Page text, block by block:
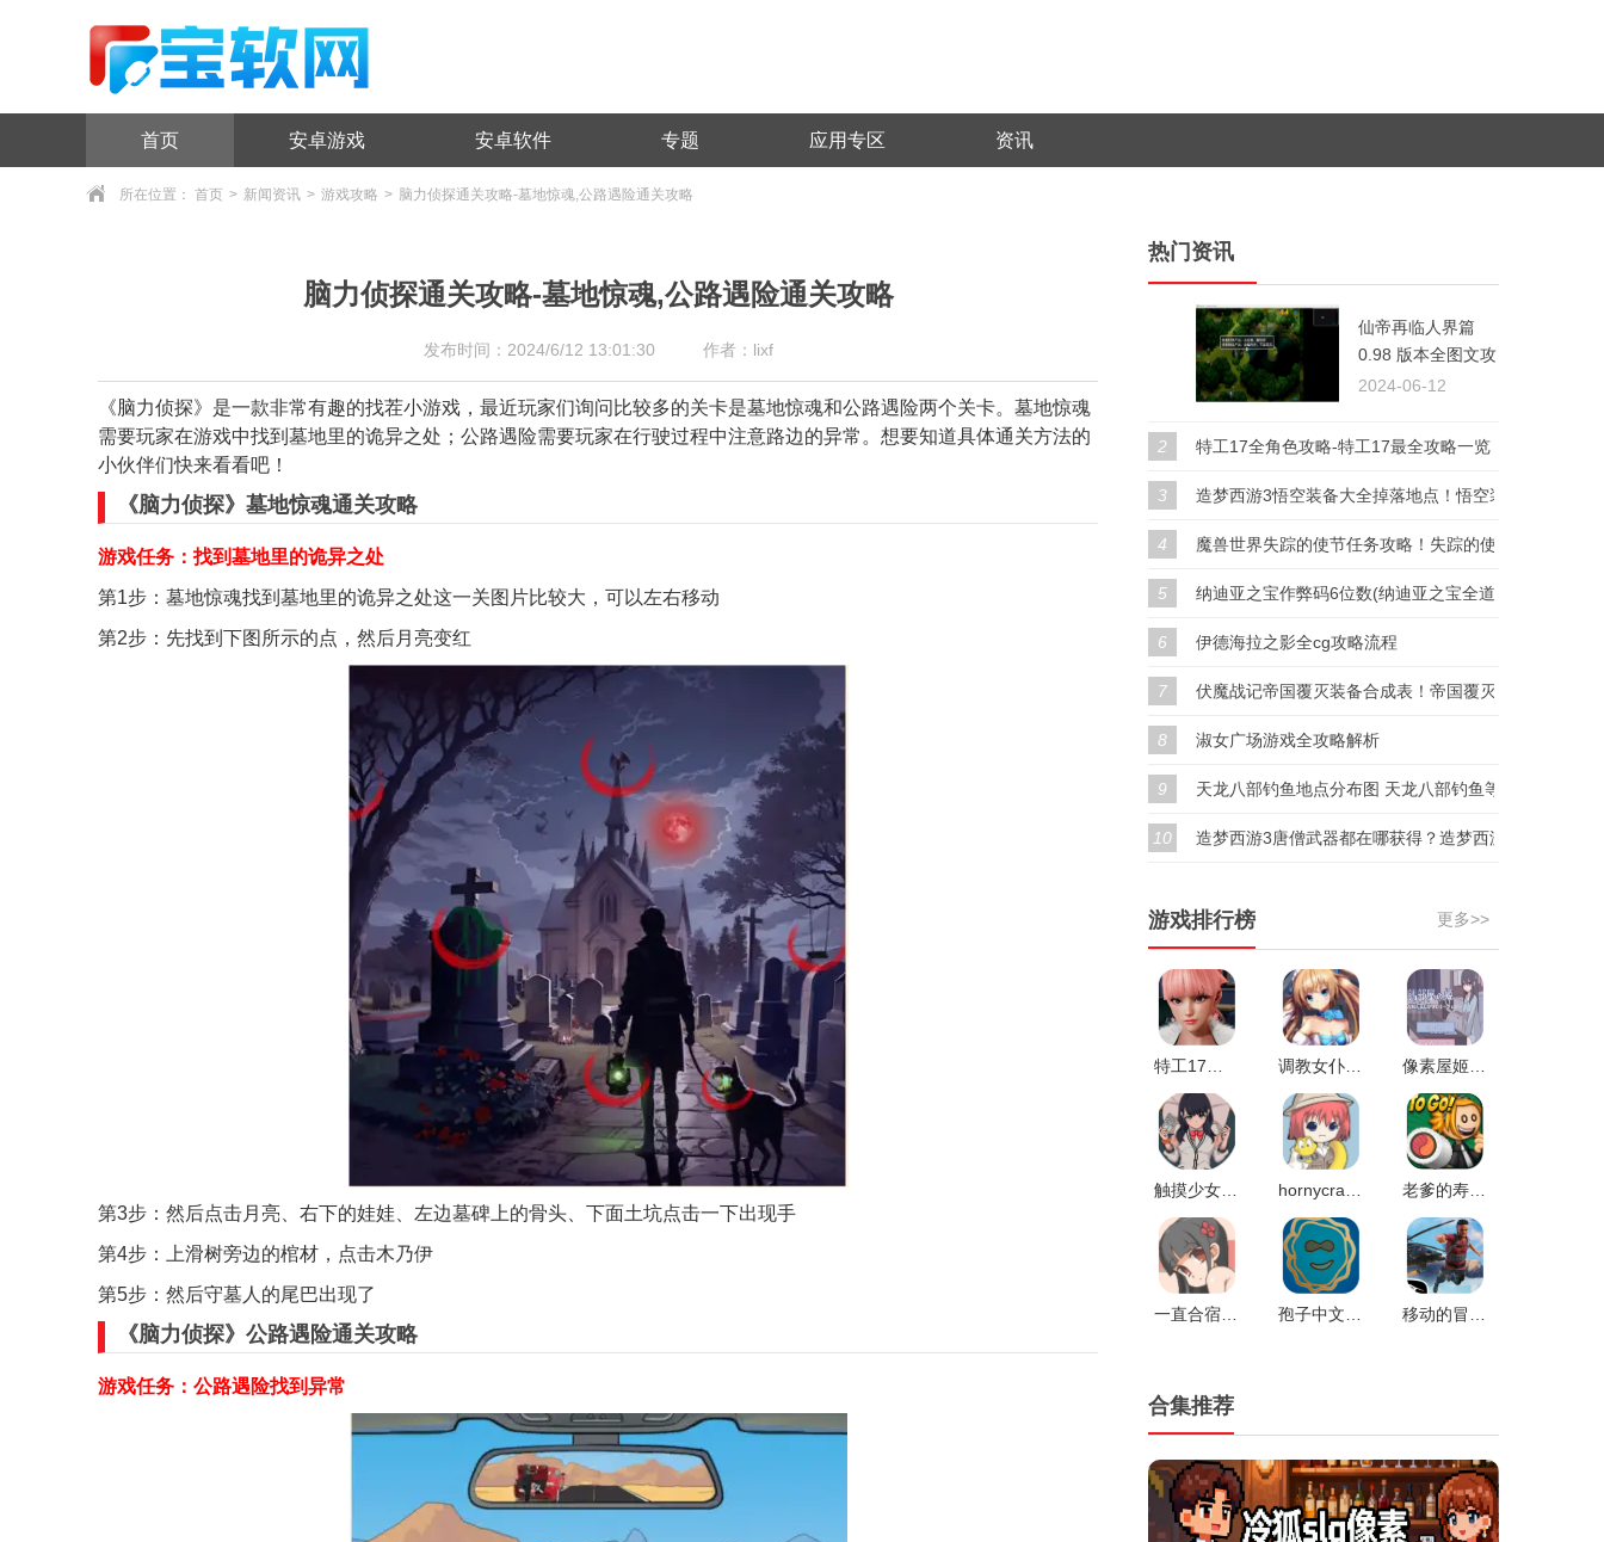
首页 安卓游戏 安卓软件 专题 应用专区 资讯
所在位置： 首页 > 新闻资讯 > 游戏攻略 > 脑力侦探通关攻略-墓地惊魂,公路遇险通关攻略
脑力侦探通关攻略-墓地惊魂,公路遇险通关攻略
发布时间：2024/6/12 13:01:30 作者：lixf
《脑力侦探》是一款非常有趣的找茬小游戏，最近玩家们询问比较多的关卡是墓地惊魂和公路遇险两个关卡。墓地惊魂
需要玩家在游戏中找到墓地里的诡异之处；公路遇险需要玩家在行驶过程中注意路边的异常。想要知道具体通关方法的
小伙伴们快来看看吧！
《脑力侦探》墓地惊魂通关攻略
游戏任务：找到墓地里的诡异之处
第1步：墓地惊魂找到墓地里的诡异之处这一关图片比较大，可以左右移动
第2步：先找到下图所示的点，然后月亮变红
第3步：然后点击月亮、右下的娃娃、左边墓碑上的骨头、下面土坑点击一下出现手
第4步：上滑树旁边的棺材，点击木乃伊
第5步：然后守墓人的尾巴出现了
《脑力侦探》公路遇险通关攻略
游戏任务：公路遇险找到异常
热门资讯
仙帝再临人界篇
0.98 版本全图文攻
略指南
2024-06-12
2 特工17全角色攻略-特工17最全攻略一览
3 造梦西游3悟空装备大全掉落地点！悟空装备搭配推荐
4 魔兽世界失踪的使节任务攻略！失踪的使节任务奖励！
5 纳迪亚之宝作弊码6位数(纳迪亚之宝全道具代码汇总)
6 伊德海拉之影全cg攻略流程
7 伏魔战记帝国覆灭装备合成表！帝国覆灭隐藏装备合成
8 淑女广场游戏全攻略解析
9 天龙八部钓鱼地点分布图 天龙八部钓鱼等级分布位置
10 造梦西游3唐僧武器都在哪获得？造梦西游3唐僧武器排
游戏排行榜 更多>>
合集推荐